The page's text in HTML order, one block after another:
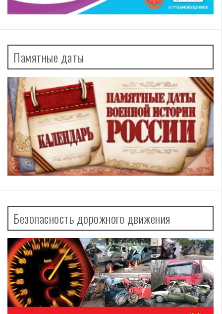
Памятные даты
Безопасность дорожного движения